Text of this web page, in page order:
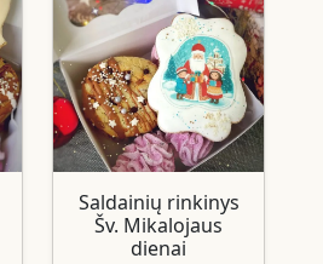
Saldainių rinkinys
Šv. Mikalojaus
dienai